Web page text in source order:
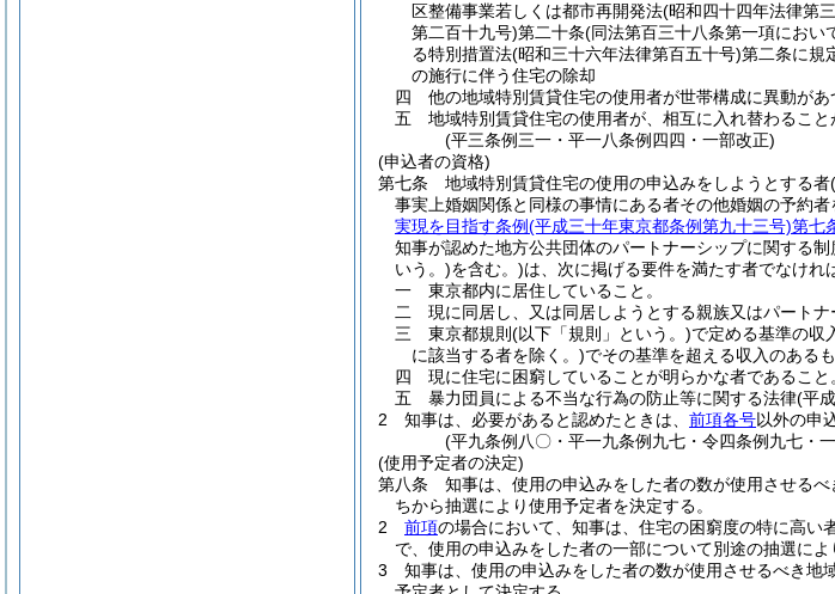
区整備事業若しくは都市再開発法(昭和四十四年法律第
第二百十九号)第二十条(同法第百三十八条第一項におい
る特別措置法(昭和三十六年法律第百五十号)第二条に規
の施行に伴う住宅の除却
四
他の地域特別賃貸住宅の使用者が世帯構成に異動が
五
地域特別賃貸住宅の使用者が、相互に入れ替わること
(平三条例三一・平一八条例四四・一部改正)
(申込者の資格)
第七条
地域特別賃貸住宅の使用の申込みをしようとする者(
事実上婚姻関係と同様の事情にある者その他婚姻の予約
実現を目指す条例(平成三十年東京都条例第九十三号)第七
知事が認めた地方公共団体のパートナーシップに関する
いう。)を含む。)は、次に掲げる要件を満たす者でなけれ
一
東京都内に居住していること。
二
現に同居し、又は同居しようとする親族又はパートナ
三
東京都規則 (以下「規則」という。)で定める基準の収
に該当する者を除く。)でその基準を超える収入のある
四
現に住宅に困窮していることが明らかな者であること
五
暴力団員による不当な行為の防止等に関する法律(平
2
知事は、必要があると認めたときは、 前項各号以外の申
(平九条例八〇・平一九条例九七・令四条例九七・
(使用予定者の決定)
第八条
知事は、使用の申込みをした者の数が使用させる
ちから抽選により使用予定者を決定する。
2
前項の場合において、知事は、住宅の困窮度の特に高い
で、使用の申込みをした者の一部について別途の抽選に
3
知事は、使用の申込みをした者の数が使用させるべき